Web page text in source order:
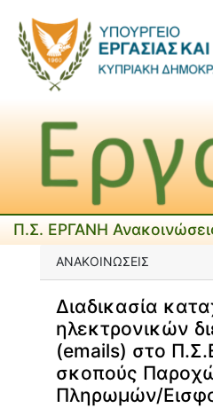
Π.Σ. ΕΡΓΑΝΗ
ΑΝΑΚΟΙΝΩΣΕΙΣ
Διαδικασία
ηλεκτρονικών
(emails) στο
σκοπούς
Πληρωμών/